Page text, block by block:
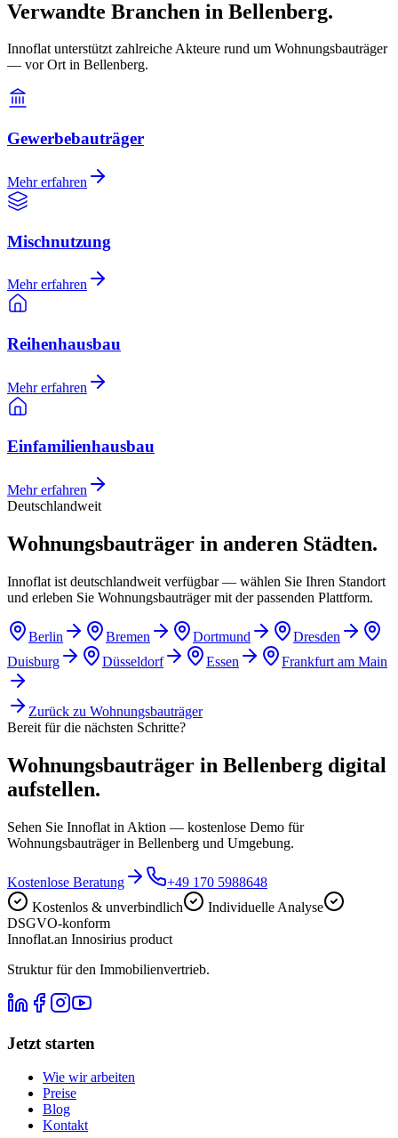
Verwandte Branchen in Bellenberg.
Innoflat unterstützt zahlreiche Akteure rund um Wohnungsbauträger
— vor Ort in Bellenberg.
Gewerbebauträger
Mehr erfahren
Mischnutzung
Mehr erfahren
Reihenhausbau
Mehr erfahren
Einfamilienhausbau
Mehr erfahren
Deutschlandweit
Wohnungsbauträger in anderen Städten.
Innoflat ist deutschlandweit verfügbar — wählen Sie Ihren Standort
und erleben Sie Wohnungsbauträger mit der passenden Plattform.
Berlin Bremen Dortmund
Dresden
Duisburg
Düsseldorf Essen Frankfurt am Main
Zurück zu Wohnungsbauträger
Bereit für die nächsten Schritte?
Wohnungsbauträger in Bellenberg digital
aufstellen.
Sehen Sie Innoflat in Aktion — kostenlose Demo für
Wohnungsbauträger in Bellenberg und Umgebung.
Kostenlose Beratung
+49 170 5988648
Kostenlos & unverbindlich
Individuelle Analyse
DSGVO-konform
Innoflat.an Innosirius product
Struktur für den Immobilienvertrieb.
Jetzt starten
Wie wir arbeiten
Preise
Blog
Kontakt